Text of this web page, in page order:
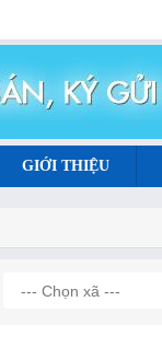
GIỚI THIỆU